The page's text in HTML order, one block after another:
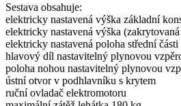
Sestava obsahuje:
elektricky nastavená výška základní
elektricky nastavená výška
elektricky nastavená poloha střední části
hlavový díl nastavitelný plynovou
poloha nohou nastavitelný plynovou
ústní otvor v podhlavníku s krytem
ruční ovladač elektromotoru